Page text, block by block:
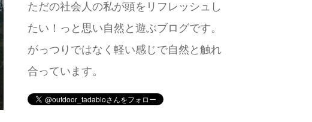
ただの社会人の私が頭をリフレッシュし
たい！っと思い自然と遊ぶブログです。
がっつりではなく軽い感じで自然と触れ
合っています。